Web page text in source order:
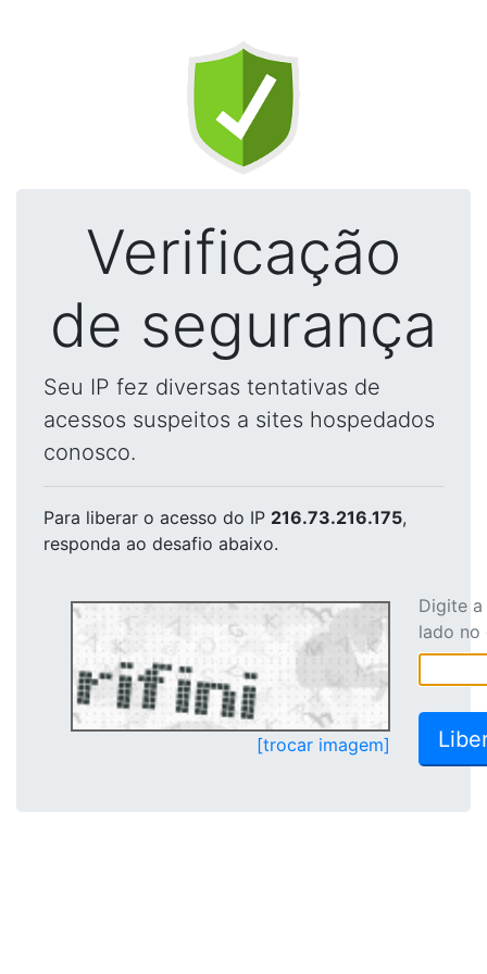
Verificação
de segurança
Seu IP fez diversas tentativas de
acessos suspeitos a sites hospedados
conosco.
Para liberar o acesso do IP 216.73.216.175,
responda ao desafio abaixo.
[trocar imagem]
Digite
lado no